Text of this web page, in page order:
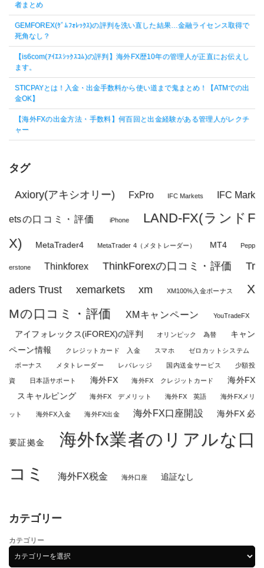
者まとめ
GEMFOREX(ｹﾞﾑﾌｫﾚｯｸｽ)の評判を洗い直した結果…金融ライセンス取得で
死角なし？
【is6com(ｱｲｴｽｼｯｸｽｺﾑ)の評判】海外FX歴10年の管理人が正直にお伝えし
ます。
STICPAYとは！入金・出金手数料から使い道まで鬼まとめ！【ATMでの出
金OK】
【海外FXの出金方法・手数料】何百回と出金経験がある管理人がレクチ
ャー
タグ
Axiory(アキシオリー) FxPro IFC Markets IFC Mark
etsの口コミ・評価 iPhone
LAND-FX(ランドF
X)
MetaTrader4 MetaTrader 4（メタトレーダー） MT4 Pepp
erstone Thinkforex ThinkForexの口コミ・評価
Tr
aders Trust
xemarkets xm XM100%入金ボーナス
X
Mの口コミ・評価
XMキャンペーン YouTradeFX
アイフォレックス(iFOREX)の評判 オリンピック 為替
キャン
ペーン情報
クレジットカード 入金 スマホ ゼロカットシステム
ボーナス メタトレーダー レバレッジ 国内送金サービス 少額投
資 日本語サポート 海外FX 海外FX クレジットカード
海外FX
スキャルピング
海外FX デメリット 海外FX 英語 海外FXメリ
ット 海外FX入金 海外FX出金 海外FX口座開設 海外FX 必
要証拠金
海外fx業者のリアルな口
コミ
海外FX税金 海外口座 追証なし
カテゴリー
カテゴリー